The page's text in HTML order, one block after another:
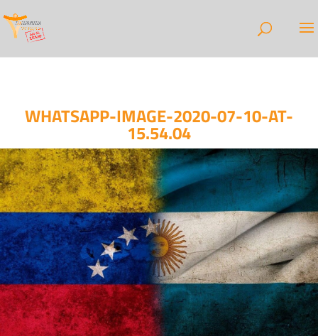
WHATSAPP-IMAGE-2020-07-10-AT-
15.54.04